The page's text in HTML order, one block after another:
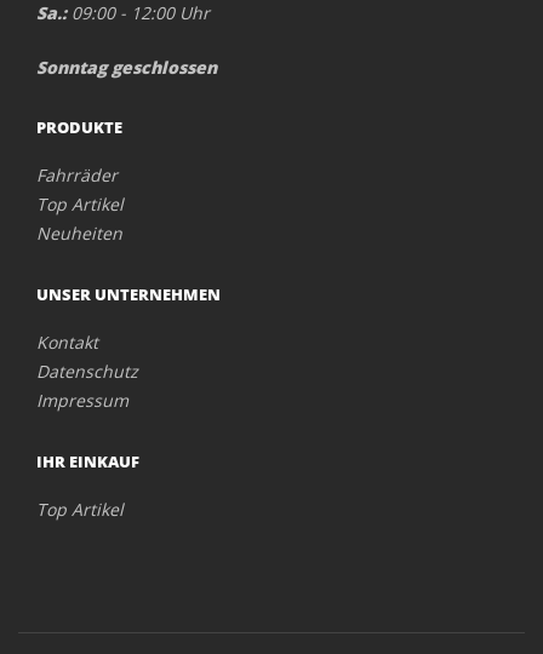
Sa.:09:00 - 12:00 Uhr
Sonntag geschlossen
PRODUKTE
Fahrräder
Top Artikel
Neuheiten
UNSER UNTERNEHMEN
Kontakt
Datenschutz
Impressum
IHR EINKAUF
Top Artikel